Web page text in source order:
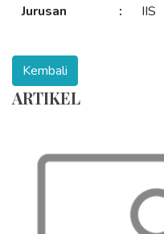
Jurusan : IIS
ARTIKEL